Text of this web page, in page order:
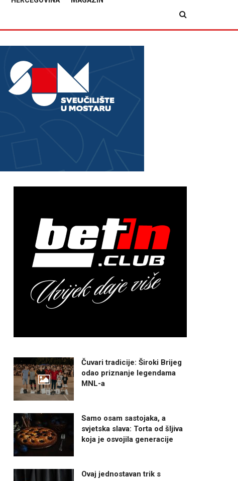
Čuvari tradicije: Široki Brijeg
odao priznanje legendama
MNL-a
Samo osam sastojaka, a
svjetska slava: Torta od šljiva
koja je osvojila generacije
Ovaj jednostavan trik s